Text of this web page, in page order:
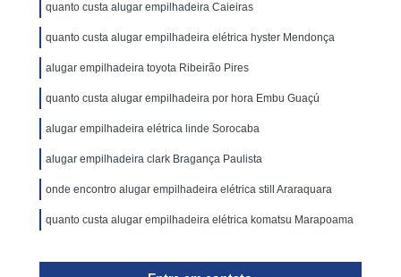
quanto custa alugar empilhadeira Caieiras
quanto custa alugar empilhadeira elétrica hyster Mendonça
alugar empilhadeira toyota Ribeirão Pires
quanto custa alugar empilhadeira por hora Embu Guaçú
alugar empilhadeira elétrica linde Sorocaba
alugar empilhadeira clark Bragança Paulista
onde encontro alugar empilhadeira elétrica still Araraquara
quanto custa alugar empilhadeira elétrica komatsu Marapoama